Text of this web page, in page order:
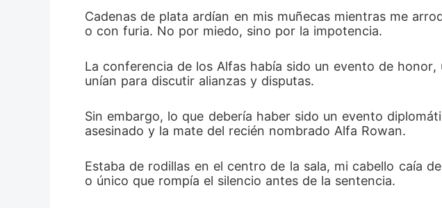
Mikail se marchó y un guerrero
el Alfa Mikail se dio la vuelta.
más sufrimiento", declaró. El
abismo, mientras caía
Alfas, pues comenzaron a
la luna lo suficientemente
corazón ahora frío?
Cadenas de plata ardían en mis muñecas mientras me
o con furia. No por miedo, sino por la impotencia.
La conferencia de los Alfas había sido un evento de
unían para discutir alianzas y disputas.
Sin embargo, lo que debería haber sido un evento
asesinado y la mate del recién nombrado Alfa Rowan.
Estaba de rodillas en el centro de la sala, mi cabello caía
o único que rompía el silencio antes de la sentencia.